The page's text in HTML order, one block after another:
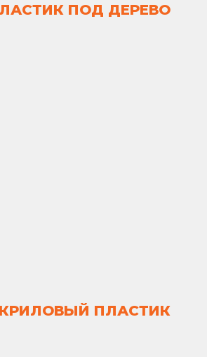
ПОД ДЕРЕВО
ПЛАСТИК